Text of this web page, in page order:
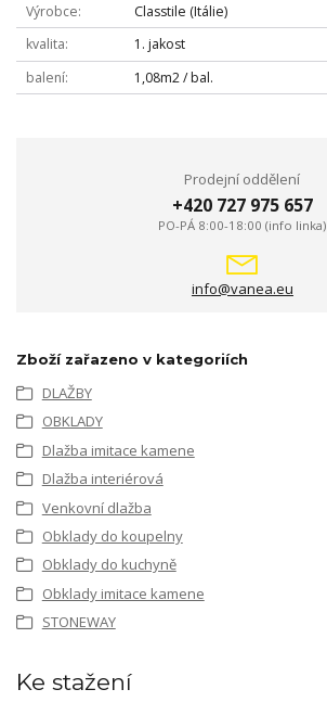
Výrobce
Classtile (Itálie)
kvalita
1. jakost
balení
1,08m2 / bal.
Prodejní oddělení
+420 727 975 657
PO-PÁ 8:00-18:00 (info linka)
info@vanea.eu
Zboží zařazeno v kategoriích
DLAŽBY
OBKLADY
Dlažba imitace kamene
Dlažba interiérová
Venkovní dlažba
Obklady do koupelny
Obklady do kuchyně
Obklady imitace kamene
STONEWAY
Ke stažení